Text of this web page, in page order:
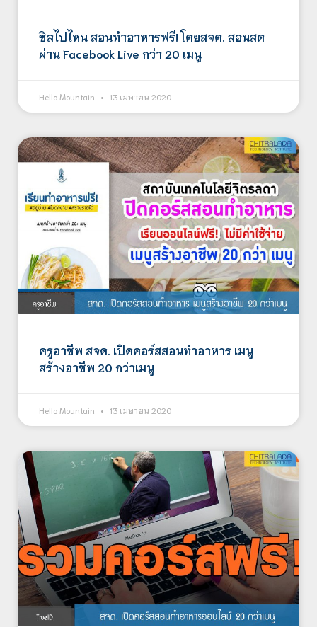
ชิลไปไหน สอนทำอาหารฟรี! โดยสจด. สอนสด
ผ่าน Facebook Live กว่า 20 เมนู
Hello Mountain 13 เมษายน 2020
ครูอาชีพ สจด. เปิดคอร์สสอนทำอาหาร เมนู
สร้างอาชีพ 20 กว่าเมนู
Hello Mountain 13 เมษายน 2020